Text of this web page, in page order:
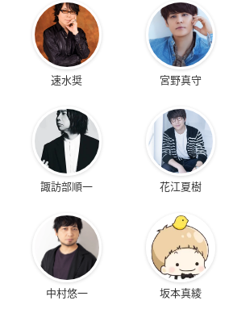
速水奨 宮野真守
諏訪部順一 花江夏樹
中村悠一 坂本真綾